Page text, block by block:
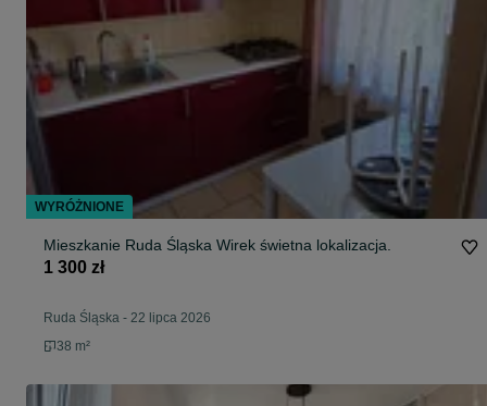
Mieszkanie Ruda Śląska Wirek świetna lokalizacja.
1 300 zł
Ruda Śląska - 22 lipca 2026
38 m²
WYRÓŻNIONE